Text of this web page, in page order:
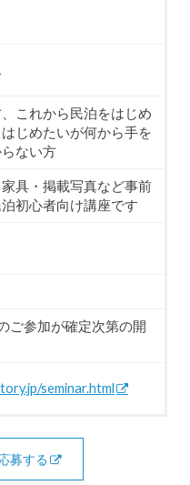
これから民泊をはじめ
じめたいが何から手を
ない方
具・掲載写真など事前
初心者向け講座です
ご参加が確定次第の開
seminar.html
募する